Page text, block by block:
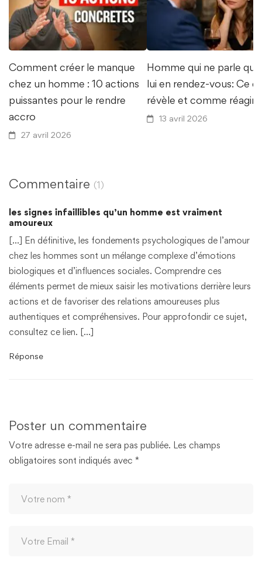
Comment créer le manque
chez un homme : 10 actions
puissantes pour le rendre
accro
27 avril 2026
Homme qui ne parle
lui en rendez-vous: Ce
révèle et comme réagir
13 avril 2026
Commentaire (1)
les signes infaillibles qu’un homme est vraiment
amoureux
[…] En définitive, les fondements psychologiques de l’amour
chez les hommes sont un mélange complexe d’émotions
biologiques et d’influences sociales. Comprendre ces
éléments permet de mieux saisir les motivations derrière leurs
actions et de favoriser des relations amoureuses plus
authentiques et compréhensives. Pour approfondir ce sujet,
consultez ce lien. […]
Réponse
Poster un commentaire
Votre adresse e-mail ne sera pas publiée. Les champs
obligatoires sont indiqués avec *